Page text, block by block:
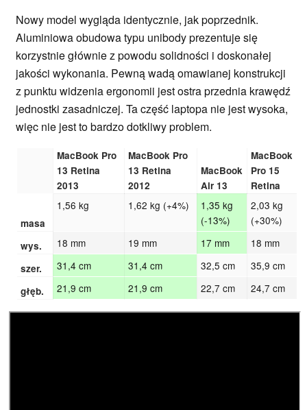
Nowy model wygląda identycznie, jak poprzednik.
Aluminiowa obudowa typu unibody prezentuje się
korzystnie głównie z powodu solidności i doskonałej
jakości wykonania. Pewną wadą omawianej konstrukcji
z punktu widzenia ergonomii jest ostra przednia krawędź
jednostki zasadniczej. Ta część laptopa nie jest wysoka,
więc nie jest to bardzo dotkliwy problem.
MacBook Pro
13 Retina
2013
MacBook Pro
13 Retina
2012
MacBook
Air 13
MacBook
Pro 15
Retina
masa
1,56 kg 1,62 kg (+4%)
1,35 kg
(-13%)
2,03 kg
(+30%)
wys. 18 mm 19 mm 17 mm 18 mm
szer. 31,4 cm 31,4 cm 32,5 cm 35,9 cm
głęb. 21,9 cm 21,9 cm 22,7 cm 24,7 cm